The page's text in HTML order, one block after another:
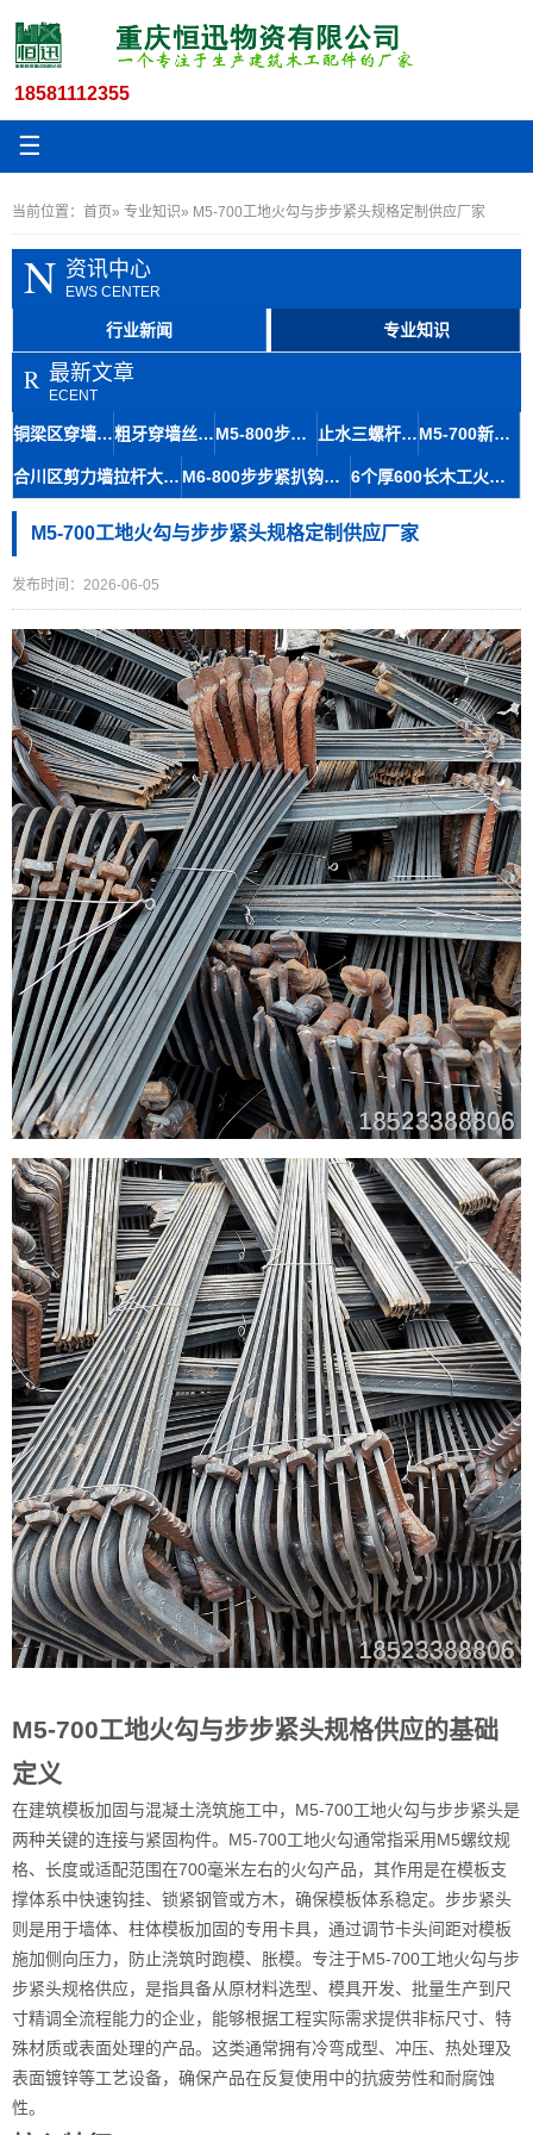
18581112355
☰
当前位置： 首页» 专业知识» M5-700工地火勾与步步紧头规格定制供应厂家
N 资讯中心
EWS CENTER
行业新闻 专业知识
R 最新文章
ECENT
铜梁区穿墙丝与木工丝杆工具在污水池拉杆止水垫中的轻量化应用 粗牙穿墙丝杆M11.5地下室止水螺杆非标拉杆结构简单 M5-800步步紧头建筑用步步紧出售 三汇木工工具建筑使用 止水三螺杆非标16建筑高强丝杆隧道修建材料恒迅建材 M5-700新型步步紧在工地中的应用与筠连丝杆厂家加紧器专业知识
合川区剪力墙拉杆大12木工夹丝杆定制对拉粗牙螺杆体积小 M6-800步步紧扒钩工地配件专业应用与厂家直销说明 6个厚600长木工火钩工地用步步紧批发绥江木工加紧器
M5-700工地火勾与步步紧头规格定制供应厂家
发布时间：2026-06-05
M5-700工地火勾与步步紧头规格供应的基础
定义
在建筑模板加固与混凝土浇筑施工中，M5-700工地火勾与步步紧头是
两种关键的连接与紧固构件。M5-700工地火勾通常指采用M5螺纹规
格、长度或适配范围在700毫米左右的火勾产品，其作用是在模板支
撑体系中快速钩挂、锁紧钢管或方木，确保模板体系稳定。步步紧头
则是用于墙体、柱体模板加固的专用卡具，通过调节卡头间距对模板
施加侧向压力，防止浇筑时跑模、胀模。专注于M5-700工地火勾与步
步紧头规格供应，是指具备从原材料选型、模具开发、批量生产到尺
寸精调全流程能力的企业，能够根据工程实际需求提供非标尺寸、特
殊材质或表面处理的产品。这类通常拥有冷弯成型、冲压、热处理及
表面镀锌等工艺设备，确保产品在反复使用中的抗疲劳性和耐腐蚀
性。